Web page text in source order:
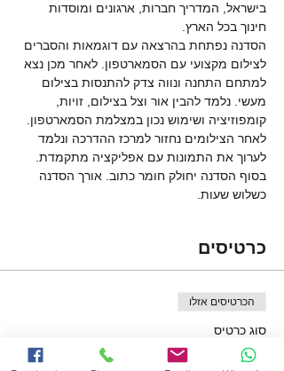
בישראל, המדריך חברות, ארגונים ומוסדות
חינוך בכל הארץ.
הסדנה נפתחת בהרצאה עם דוגמאות והסברים
לצילום מקצועי עם הסמארטפון. לאחר מכן נצא
למתחם התחנה ונווה צדק להתנסות בצילום
מעשי. נלמד להבין אור וצל בצילום, זויות,
קומפוזיציה ושימוש נכון במצלמת הסמארטפון.
לאחר הצילומים נחזור למרכז ההדרכה ונלמד
לערוך את התמונות עם אפליקציה מתקמדת.
בסוף הסדנה יחולק חומר כתוב. אורך הסדנה
כשלוש שעות.
כרטיסים
הכרטיסים אזלו
סוג כרטיס
סדנת צילום בסמארטפון - בוגר